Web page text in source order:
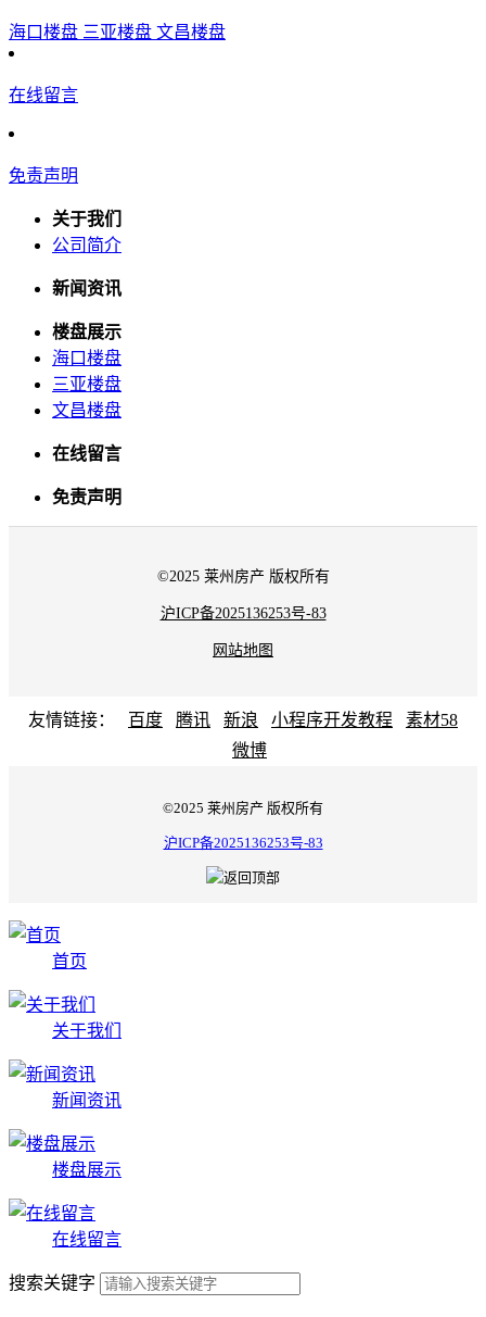
海口楼盘 三亚楼盘 文昌楼盘
在线留言
免责声明
关于我们
公司简介
新闻资讯
楼盘展示
海口楼盘
三亚楼盘
文昌楼盘
在线留言
免责声明
©2025 莱州房产 版权所有
沪ICP备2025136253号-83
网站地图
友情链接： 百度 腾讯 新浪 小程序开发教程
素材58
微博
©2025 莱州房产 版权所有
沪ICP备2025136253号-83
首页
关于我们
新闻资讯
楼盘展示
在线留言
搜索关键字